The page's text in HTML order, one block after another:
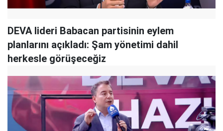
DEVA lideri Babacan partisinin eylem
planlarını açıkladı: Şam yönetimi dahil
herkesle görüşeceğiz